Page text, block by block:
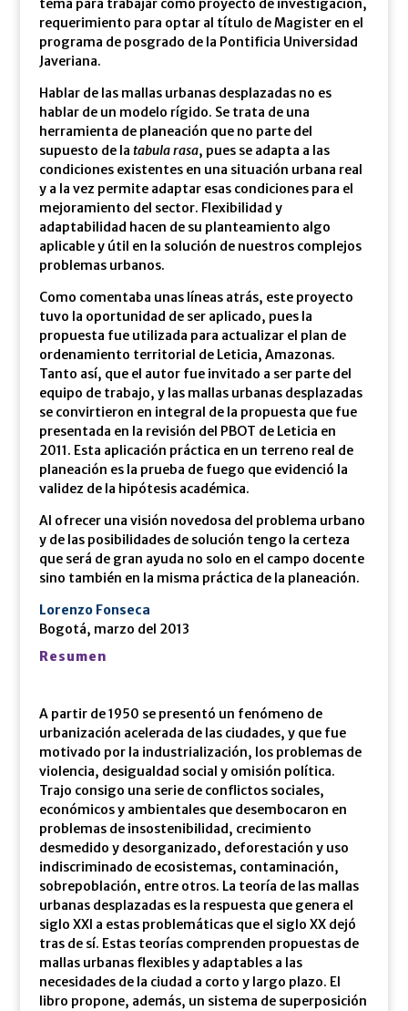
tema para trabajar como proyecto de investigación,
requerimiento para optar al título de Magister en el
programa de posgrado de la Pontificia Universidad
Javeriana.
Hablar de las mallas urbanas desplazadas no es
hablar de un modelo rígido. Se trata de una
herramienta de planeación que no parte del
supuesto de la tabula rasa, pues se adapta a las
condiciones existentes en una situación urbana real
y a la vez permite adaptar esas condiciones para el
mejoramiento del sector. Flexibilidad y
adaptabilidad hacen de su planteamiento algo
aplicable y útil en la solución de nuestros complejos
problemas urbanos.
Como comentaba unas líneas atrás, este proyecto
tuvo la oportunidad de ser aplicado, pues la
propuesta fue utilizada para actualizar el plan de
ordenamiento territorial de Leticia, Amazonas.
Tanto así, que el autor fue invitado a ser parte del
equipo de trabajo, y las mallas urbanas desplazadas
se convirtieron en integral de la propuesta que fue
presentada en la revisión del PBOT de Leticia en
2011. Esta aplicación práctica en un terreno real de
planeación es la prueba de fuego que evidenció la
validez de la hipótesis académica.
Al ofrecer una visión novedosa del problema urbano
y de las posibilidades de solución tengo la certeza
que será de gran ayuda no solo en el campo docente
sino también en la misma práctica de la planeación.
Lorenzo Fonseca
Bogotá, marzo del 2013
Resumen
A partir de 1950 se presentó un fenómeno de
urbanización acelerada de las ciudades, y que fue
motivado por la industrialización, los problemas de
violencia, desigualdad social y omisión política.
Trajo consigo una serie de conflictos sociales,
económicos y ambientales que desembocaron en
problemas de insostenibilidad, crecimiento
desmedido y desorganizado, deforestación y uso
indiscriminado de ecosistemas, contaminación,
sobrepoblación, entre otros. La teoría de las mallas
urbanas desplazadas es la respuesta que genera el
siglo XXI a estas problemáticas que el siglo XX dejó
tras de sí. Estas teorías comprenden propuestas de
mallas urbanas flexibles y adaptables a las
necesidades de la ciudad a corto y largo plazo. El
libro propone, además, un sistema de superposición